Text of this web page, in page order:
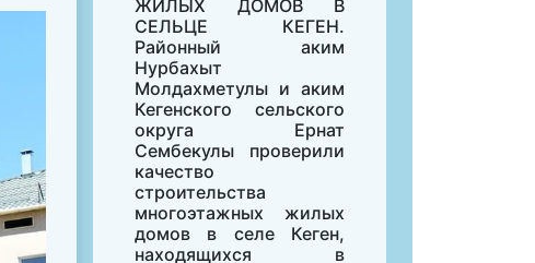
ЖИЛЫХ ДОМОВ В
СЕЛЬЦЕ КЕГЕН.
Районный аким
Нурбахыт
Молдахметулы и аким
Кегенского сельского
округа Ернат
Сембекулы проверили
качество
строительства
многоэтажных жилых
домов в селе Кеген,
находящихся в